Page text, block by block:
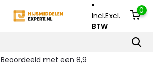
Incl.Excl.
BTW
0
Beoordeeld met een 8,9